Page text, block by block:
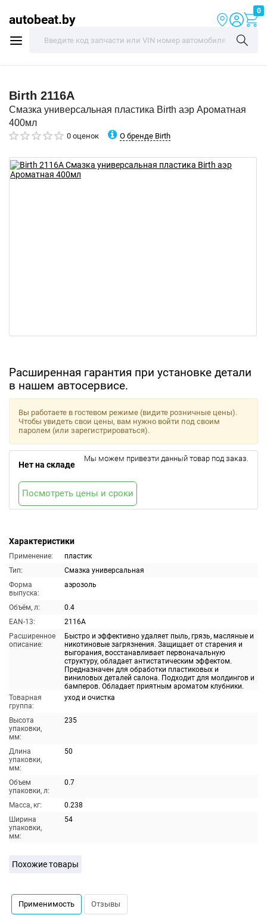
autobeat.by
0
Birth 2116A
Смазка универсальная пластика Birth аэр Ароматная
400мл
0 оценок О бренде Birth
Расширенная гарантия при установке детали
в нашем автосервисе.
Характеристики
Применение:
пластик
Тип:
Смазка универсальная
Форма
выпуска:
аэрозоль
Объём, л:
0.4
EAN-13:
2116A
Расширенное
описание:
Быстро и эффективно удаляет пыль, грязь, масляные и
никотиновые загрязнения. Защищает от старения и
выгорания, восстанавливает первоначальную
структуру, обладает антистатическим эффектом.
Предназначен для обработки пластиковых и
виниловых деталей салона. Подходит для молдингов и
бамперов. Обладает приятным ароматом клубники.
Товарная
группа:
уход и очистка
Высота
упаковки,
мм:
235
Длина
упаковки,
мм:
50
Объем
упаковки, л:
0.7
Масса, кг:
0.238
Ширина
упаковки,
мм:
54
Вы работаете в гостевом режиме (видите розничные цены).
Чтобы увидеть свои цены, вам нужно войти под своим
паролем (или зарегистрироваться).
Нет на складе
Мы можем привезти данный товар под заказ.
Посмотреть цены и сроки
Похожие товары
Применимость Отзывы